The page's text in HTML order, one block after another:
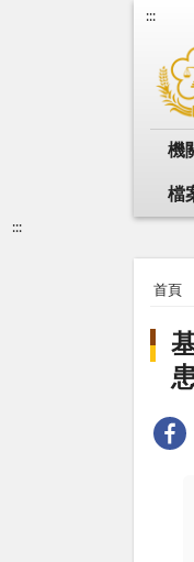
:::
機
檔
:::
首頁